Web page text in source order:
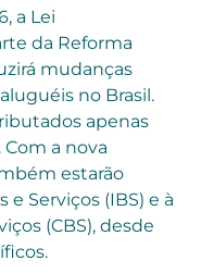
a Lei
da Reforma
mudanças
no Brasil.
apenas
a nova
estarão
Serviços (IBS) e à
(CBS), desde